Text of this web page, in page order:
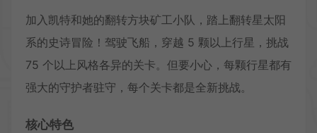
加入凯特和她的翻转方块矿工小队，踏上翻转星太阳
系的史诗冒险！驾驶飞船，穿越 5 颗以上行星，挑战
75 个以上风格各异的关卡。但要小心，每颗行星都有
强大的守护者驻守，每个关卡都是全新挑战。
核心特色